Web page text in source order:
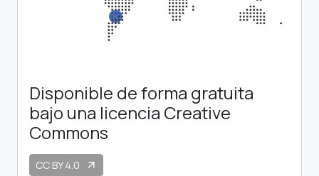
Disponible de forma gratuita
bajo una licencia Creative
Commons
CC BY 4.0 arrow_outward